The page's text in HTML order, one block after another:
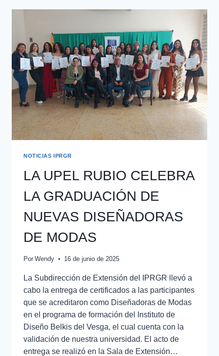
NOTICIAS IPRGR
LA UPEL RUBIO CELEBRA
LA GRADUACIÓN DE
NUEVAS DISEÑADORAS
DE MODAS
Por Wendy 16 de junio de 2025
La Subdirección de Extensión del IPRGR llevó a
cabo la entrega de certificados a las participantes
que se acreditaron como Diseñadoras de Modas
en el programa de formación del Instituto de
Diseño Belkis del Vesga, el cual cuenta con la
validación de nuestra universidad. El acto de
entrega se realizó en la Sala de Extensión…